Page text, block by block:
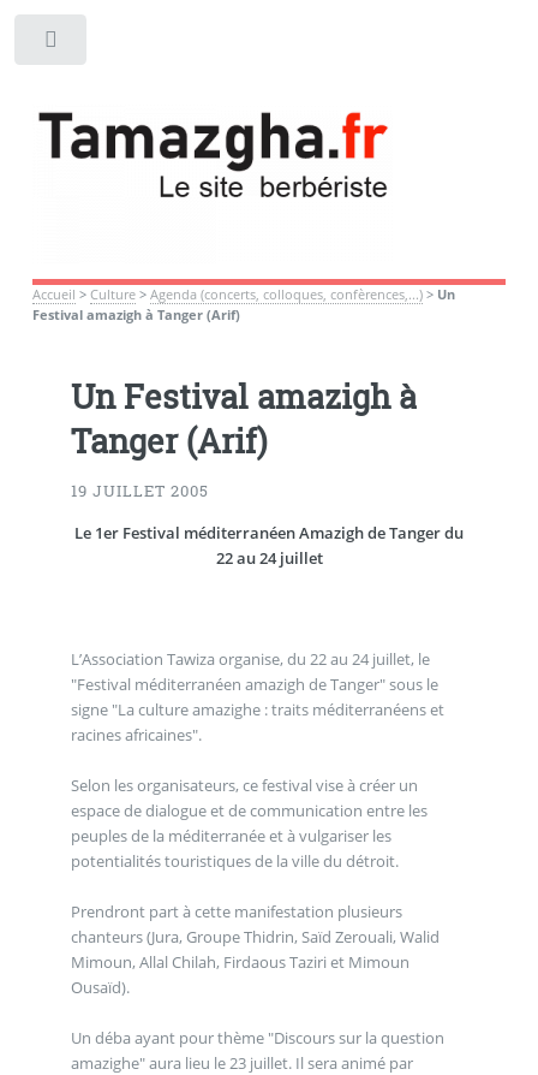
Accueil > Culture> Agenda (concerts, colloques, confèrences,...)> Un
Festival amazigh à Tanger (Arif)
Un Festival amazigh à
Tanger (Arif)
19 JUILLET 2005
Le 1er Festival méditerranéen Amazigh de Tanger du
22 au 24 juillet
L’Association Tawiza organise, du 22 au 24 juillet, le
"Festival méditerranéen amazigh de Tanger" sous le
signe "La culture amazighe : traits méditerranéens et
racines africaines".
Selon les organisateurs, ce festival vise à créer un
espace de dialogue et de communication entre les
peuples de la méditerranée et à vulgariser les
potentialités touristiques de la ville du détroit.
Prendront part à cette manifestation plusieurs
chanteurs (Jura, Groupe Thidrin, Saïd Zerouali, Walid
Mimoun, Allal Chilah, Firdaous Taziri et Mimoun
Ousaïd).
Un déba ayant pour thème "Discours sur la question
amazighe" aura lieu le 23 juillet. Il sera animé par